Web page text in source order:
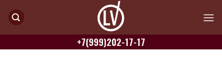
+7(999)202-17-17